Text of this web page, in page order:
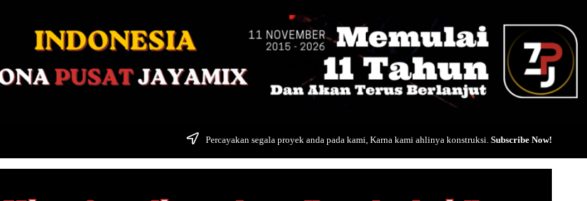
Percayakan segala proyek anda pada kami, Karna kami ahlinya konstruksi. Subscribe Now!